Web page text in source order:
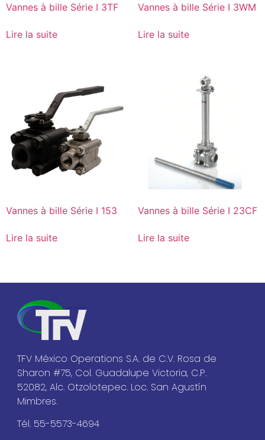
Vannes à bille Série I 3TF
Lire la suite
Vannes à bille Série I 3WM
Lire la suite
Vannes à bille Série I 153
Lire la suite
Vannes à bille Série I 23CF
Lire la suite
TFV México Operations S.A. de C.V. Rosa de
Sharon #75, Col. Guadalupe Victoria, C.P.
52082, Alc. Otzolotepec. Loc. San Agustín
Mimbres.
Tél. 55-5573-4694